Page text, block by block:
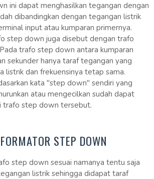
ini dapat menghasilkan tegangan dengan
dibandingkan dengan tegangan listrik
input atau kumparan primernya.
step down juga disebut dengan trafo
trafo step down antara kumparan
sekunder hanya taraf tegangan yang
listrik dan frekuensinya tetap sama.
kata "step down" sendiri yang
atau mengecilkan sudah dapat
trafo step down tersebut.
STEP DOWN
step down sesuai namanya tentu saja
listrik sehingga didapat taraf